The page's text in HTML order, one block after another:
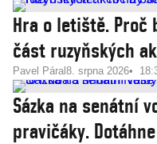
Hra o letiště. Proč
část ruzyňských
Pavel Páral 8. srpna 2026
Sázka na senátní
pravičáky.